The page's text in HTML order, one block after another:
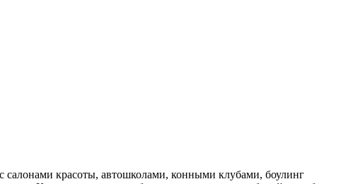
салонами красоты, автошколами, конными клубами, боулинг